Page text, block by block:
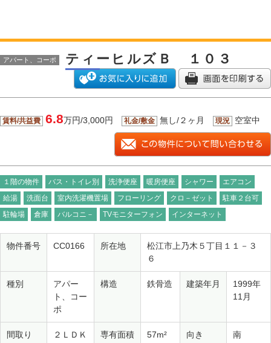
アパート、コーポ ティーヒルズＢ １０３
賃料/共益費 6.8万円/3,000円 礼金/敷金 無し/２ヶ月 現況 空室中
１階の物件 バス・トイレ別 洗浄便座 暖房便座 シャワー
エアコン
給湯
洗面台 室内洗濯機置場 フローリング クロ－ゼット
駐車２台可
駐輪場
倉庫 バルコニ－ TVモニターフォン インターネット
物件番号 CC0166 所在地
松江市上乃木５丁目１１－３
６
種別
アパー
ト、コー
ポ
構造 鉄骨造 建築年月
1999年
11月
間取り ２ＬＤＫ 専有面積 57m² 向き 南